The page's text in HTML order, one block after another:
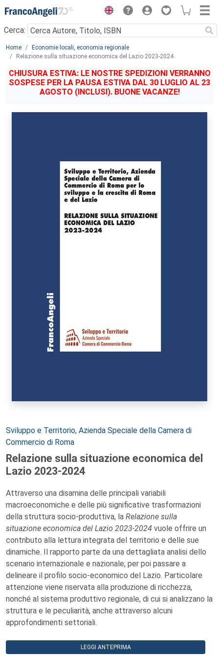
Menu
Cerca:
Main content
Home
Economie locali, economia regionale
Relazione sulla situazione economica del Lazio 2023-2024
CHIUSURA ESTIVA: LE NOSTRE SPEDIZIONI VERRANNO
SOSPESE PER LA PAUSA ESTIVA DAL 30 LUGLIO AL 23
AGOSTO (INCLUSI). BUONE VACANZE!
Autori:
Sviluppo e Territorio, Azienda Speciale della Camera di
Commercio di Roma
Relazione sulla situazione economica del
Lazio 2023-2024
Attraverso una disamina delle principali variabili
macroeconomiche e delle più significative trasformazioni
della struttura socio-produttiva, la Relazione sulla
situazione economica del Lazio 2023-2024 vuole offrire un
contributo alla lettura integrata del territorio e delle sue
dinamiche. Il rapporto parte da una dettagliata analisi dello
scenario internazionale e nazionale, per poi passare a
delineare il profilo socio-economico del Lazio. Particolare
attenzione viene riservata alla produzione di ricchezza,
nonché al sistema produttivo regionale, di cui si analizzano la
struttura e le peculiarità, anche attraverso alcuni
approfondimenti settoriali.
LEGGI ANTEPRIMA